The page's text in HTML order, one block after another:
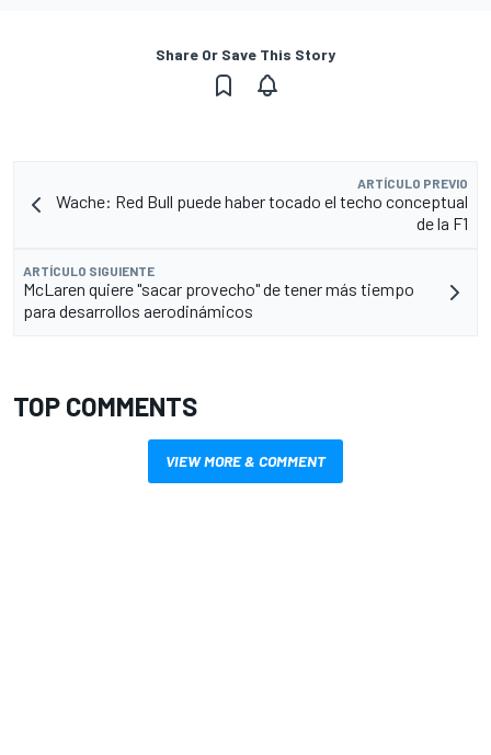
Share Or Save This Story
ARTÍCULO PREVIO
Wache: Red Bull puede haber tocado el techo conceptual
de la F1
ARTÍCULO SIGUIENTE
McLaren quiere "sacar provecho" de tener más tiempo
para desarrollos aerodinámicos
TOP COMMENTS
VIEW MORE & COMMENT